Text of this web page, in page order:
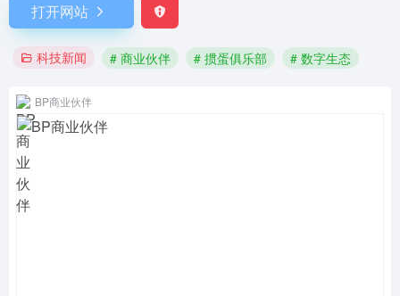
打开网站
科技新闻 # 商业伙伴 # 掼蛋俱乐部 # 数字生态
BP商业伙伴